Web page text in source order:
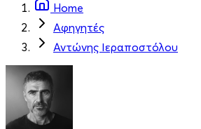
Home
Αφηγητές
Αντώνης Ιεραποστόλου